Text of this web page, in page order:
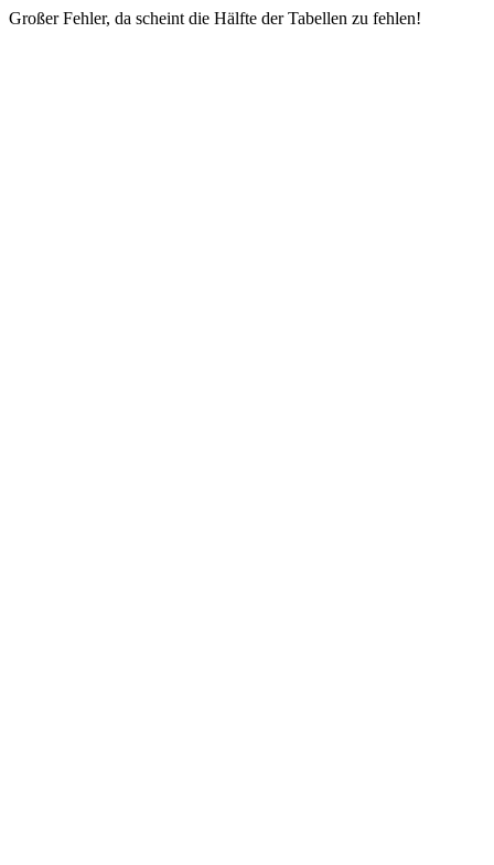
Großer Fehler, da scheint die Hälfte der Tabellen zu fehlen!